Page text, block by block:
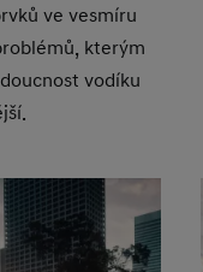
ve vesmíru
kterým
vodíku